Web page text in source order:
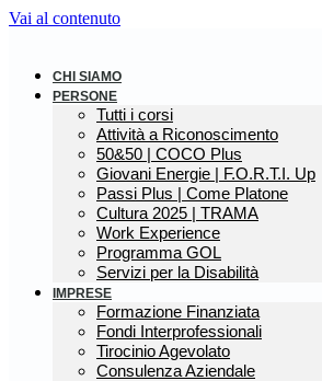
Vai al contenuto
CHI SIAMO
PERSONE
Tutti i corsi
Attività a Riconoscimento
50&50 | COCO Plus
Giovani Energie | F.O.R.T.I. Up
Passi Plus | Come Platone
Cultura 2025 | TRAMA
Work Experience
Programma GOL
Servizi per la Disabilità
IMPRESE
Formazione Finanziata
Fondi Interprofessionali
Tirocinio Agevolato
Consulenza Aziendale